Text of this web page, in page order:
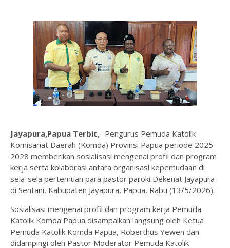
Jayapura,Papua Terbit,- Pengurus Pemuda Katolik
Komisariat Daerah (Komda) Provinsi Papua periode 2025-
2028 memberikan sosialisasi mengenai profil dan program
kerja serta kolaborasi antara organisasi kepemudaan di
sela-sela pertemuan para pastor paroki Dekenat Jayapura
di Sentani, Kabupaten Jayapura, Papua, Rabu (13/5/2026).
Sosialisasi mengenai profil dan program kerja Pemuda
Katolik Komda Papua disampaikan langsung oleh Ketua
Pemuda Katolik Komda Papua, Roberthus Yewen dan
didampingi oleh Pastor Moderator Pemuda Katolik